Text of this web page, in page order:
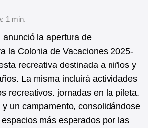
anunció la apertura de
la Colonia de Vacaciones 2025-
recreativa destinada a niños y
La misma incluirá actividades
recreativos, jornadas en la pileta,
un campamento, consolidándose
más esperados por las